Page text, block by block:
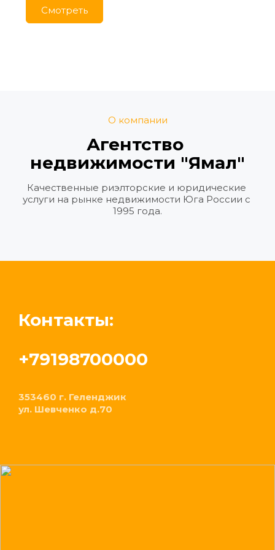
Cмотреть
О компании
Агентство
недвижимости "Ямал"
Качественные риэлторские и юридические
услуги на рынке недвижимости Юга России с
1995 года.
Контакты:
+79198700000
353460 г. Геленджик
ул. Шевченко д.70